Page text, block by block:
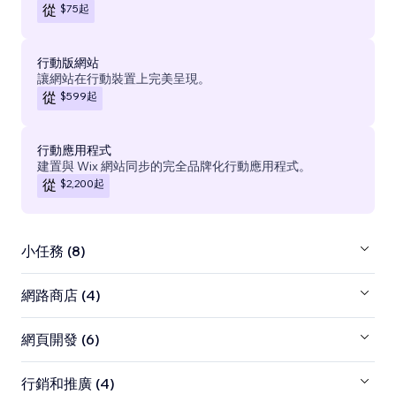
從 $75起
行動版網站
讓網站在行動裝置上完美呈現。
從 $599起
行動應用程式
建置與 Wix 網站同步的完全品牌化行動應用程式。
從 $2,200起
小任務 (8)
網路商店 (4)
網頁開發 (6)
行銷和推廣 (4)